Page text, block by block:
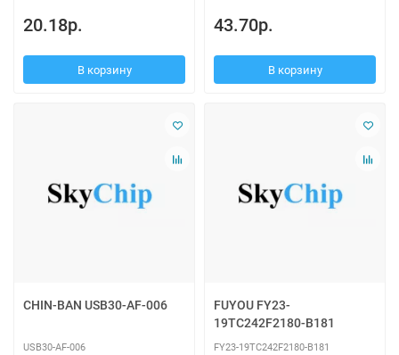
20.18р.
В корзину
43.70р.
В корзину
CHIN-BAN USB30-AF-006
USB30-AF-006
FUYOU FY23-
19TC242F2180-B181
FY23-19TC242F2180-B181